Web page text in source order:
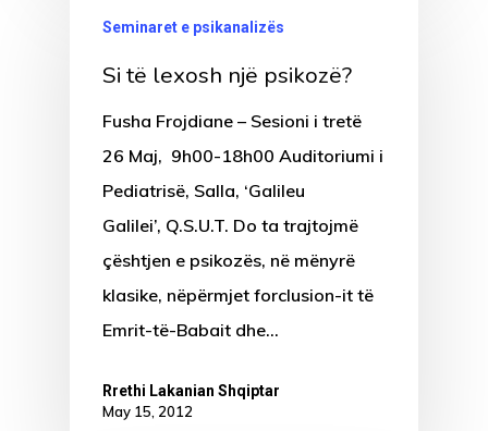
Seminaret e psikanalizës
Si të lexosh një psikozë?
Fusha Frojdiane – Sesioni i tretë
26 Maj, 9h00-18h00 Auditoriumi i
Pediatrisë, Salla, ‘Galileu
Galilei’, Q.S.U.T. Do ta trajtojmë
çështjen e psikozës, në mënyrë
klasike, nëpërmjet forclusion-it të
Emrit-të-Babait dhe…
Rrethi Lakanian Shqiptar
May 15, 2012